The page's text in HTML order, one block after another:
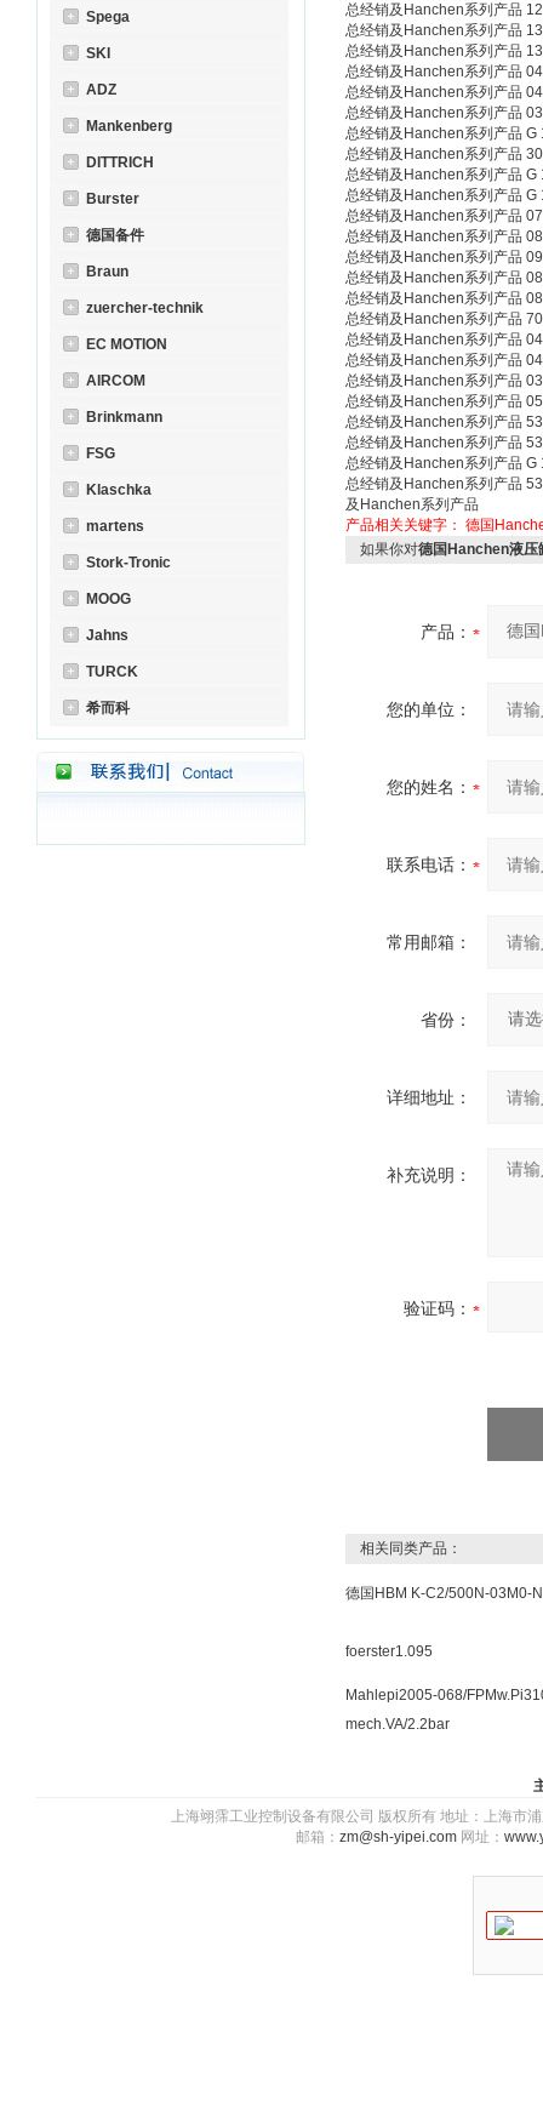
Spega
SKI
ADZ
Mankenberg
DITTRICH
Burster
德国备件
Braun
zuercher-technik
EC MOTION
AIRCOM
Brinkmann
FSG
Klaschka
martens
Stork-Tronic
MOOG
Jahns
TURCK
希而科
总经销及Hanchen系列产品
总经销及Hanchen系列产品
总经销及Hanchen系列产品
总经销及Hanchen系列产品
总经销及Hanchen系列产品
总经销及Hanchen系列产品
总经销及Hanchen系列产品
总经销及Hanchen系列产品
总经销及Hanchen系列产品
总经销及Hanchen系列产品
总经销及Hanchen系列产品
总经销及Hanchen系列产品
总经销及Hanchen系列产品
总经销及Hanchen系列产品
总经销及Hanchen系列产品
总经销及Hanchen系列产品
总经销及Hanchen系列产品
总经销及Hanchen系列产品
总经销及Hanchen系列产品
总经销及Hanchen系列产品
总经销及Hanchen系列产品
总经销及Hanchen系列产品
总经销及Hanchen系列产品
总经销及Hanchen系列产品
及Hanchen系列产品
产品相关关键字： 德国
如果你对德国Hanchen液压
产品：
您的单位：
您的姓名：
联系电话：
常用邮箱：
省份：
详细地址：
补充说明：
验证码：
相关同类产品：
德国HBM K-C2/500N-03M0-
foerster1.095
Mahlepi2005-068/
mech.VA/2.2bar
上海翊霈工业控制设备有限公司 版权所有 地址：上海
邮箱： zm@sh-yipei.com 网址：